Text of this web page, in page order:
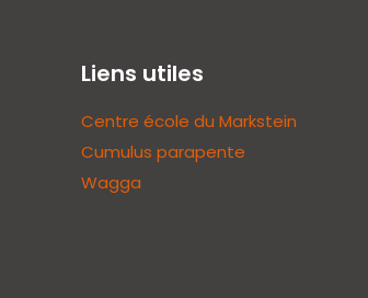
Liens utiles
Centre école du Markstein
Cumulus parapente
Wagga